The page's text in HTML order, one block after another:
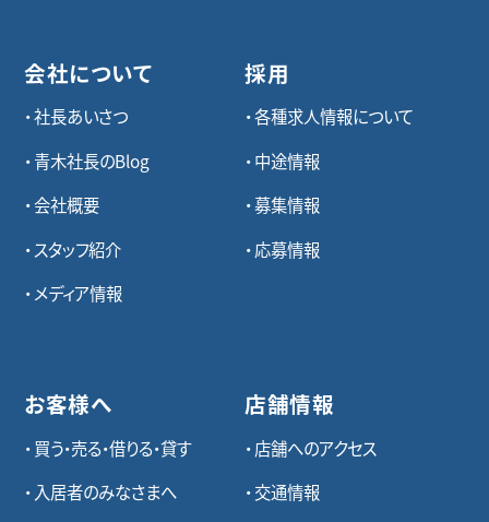
会社について
社長あいさつ
青木社長のBlog
会社概要
スタッフ紹介
メディア情報
お客様へ
買う・売る・借りる・貸す
入居者のみなさまへ
採用
各種求⼈情報について
中途情報
募集情報
応募情報
店舗情報
店舗へのアクセス
交通情報